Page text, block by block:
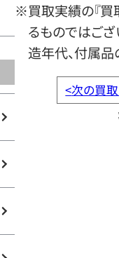
※買取実績の『買
るものではござ
造年代、付属品
<次の買